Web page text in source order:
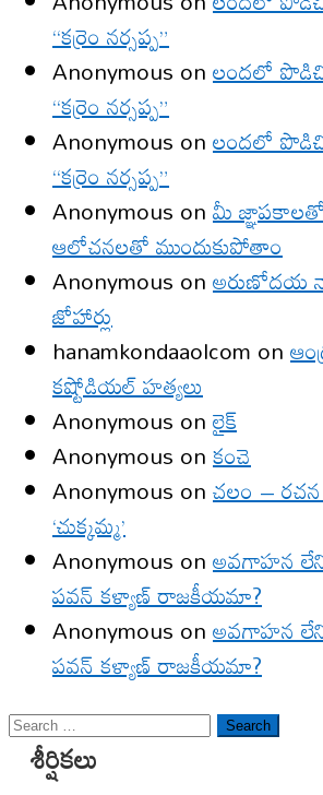
“కర్రెం నర్సప్ప”
Anonymous onలందలో
“కర్రెం నర్సప్ప”
Anonymous onలందలో
“కర్రెం నర్సప్ప”
Anonymous onమీ
ఆలోచనలతో ముందుకుపోతాం
Anonymous onఅరుణోదయ
జోహార్లు
hanamkondaaolcom on
కష్టోడియల్ హత్యలు
Anonymous onలైక్
Anonymous onకంచె
Anonymous onచలం –
‘చుక్కమ్మ’
Anonymous onఅవగాహన
పవన్ కళ్యాణ్ రాజకీయమా?
Anonymous onఅవగాహన
పవన్ కళ్యాణ్ రాజకీయమా?
Search
for:
శీర్షికలు